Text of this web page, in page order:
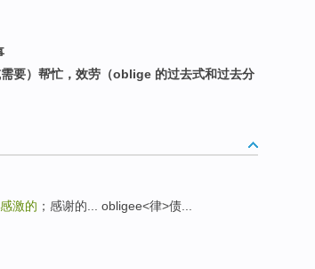
要）帮忙，效劳（oblige 的过去式和过去分
感激的 ；感谢的... obligee<律>债...